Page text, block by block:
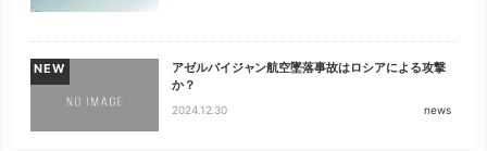
NEW
アゼルバイジャン航空墜落事故はロシアによる攻撃
か？
2024.12.30 news